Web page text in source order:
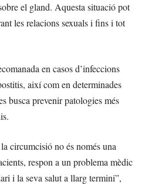
el gland. Aquesta situació pot
les relacions sexuals i fins i tot
en casos d’infeccions
així com en determinades
busca prevenir patologies més
circumcisió no és només una
respon a un problema mèdic
i la seva salut a llarg termini”,